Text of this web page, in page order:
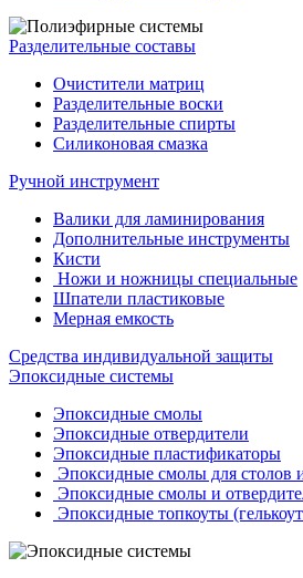
Разделительные составы
Очистители матриц
Разделительные воски
Разделительные спирты
Силиконовая смазка
Ручной инструмент
Валики для ламинирования
Дополнительные инструменты
Кисти
Ножи и ножницы специальные
Шпатели пластиковые
Мерная емкость
Средства индивидуальной защиты
Эпоксидные системы
Эпоксидные смолы
Эпоксидные отвердители
Эпоксидные пластификаторы
Эпоксидные смолы для столов
Эпоксидные смолы и
Эпоксидные топкоуты